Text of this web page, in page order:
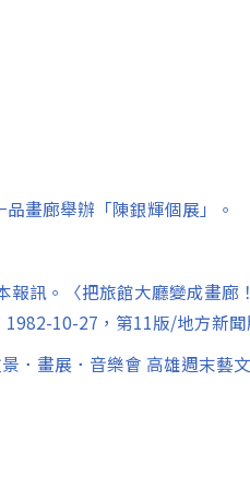
畫廊舉辦「陳銀輝個展」。
報訊。〈把旅館大廳變成畫廊
10-27，第11版/地方新聞
．畫展．音樂會 高雄週末藝